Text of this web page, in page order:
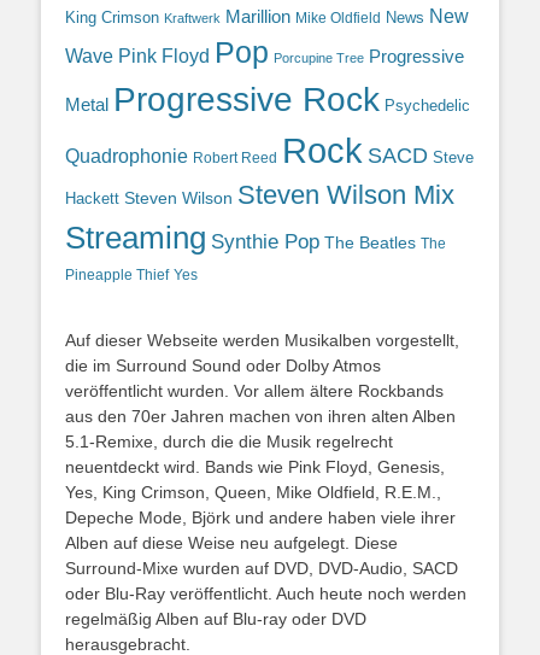
King Crimson Kraftwerk Marillion Mike Oldfield News New
Wave Pink Floyd Pop Porcupine Tree Progressive
Metal Progressive Rock Psychedelic
Quadrophonie Robert Reed Rock SACD Steve
Hackett Steven Wilson Steven Wilson Mix
Streaming Synthie Pop The Beatles The
Pineapple Thief Yes
Auf dieser Webseite werden Musikalben vorgestellt,
die im Surround Sound oder Dolby Atmos
veröffentlicht wurden. Vor allem ältere Rockbands
aus den 70er Jahren machen von ihren alten Alben
5.1-Remixe, durch die die Musik regelrecht
neuentdeckt wird. Bands wie Pink Floyd, Genesis,
Yes, King Crimson, Queen, Mike Oldfield, R.E.M.,
Depeche Mode, Björk und andere haben viele ihrer
Alben auf diese Weise neu aufgelegt. Diese
Surround-Mixe wurden auf DVD, DVD-Audio, SACD
oder Blu-Ray veröffentlicht. Auch heute noch werden
regelmäßig Alben auf Blu-ray oder DVD
herausgebracht.